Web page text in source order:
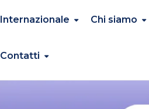
Internazionale Chi siamo
Contatti